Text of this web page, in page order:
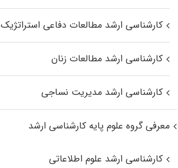
کارشناسی ارشد مطالعات دفاعی استراتژیک
کارشناسی ارشد مطالعات زنان
کارشناسی ارشد مدیریت نساجی
معرفی گروه علوم پایه کارشناسی ارشد
کارشناسی ارشد علوم اطلاعاتی